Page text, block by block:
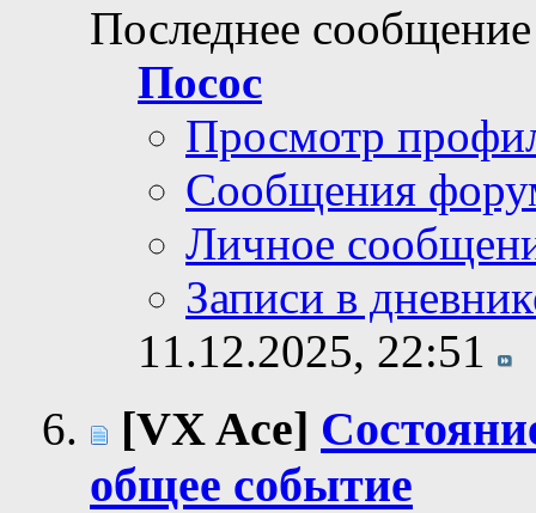
Последнее
Посос
Просмотр
Сообщения
Личное
Записи в
11.12.2025, 22:51
[VX Ace]
общее событие